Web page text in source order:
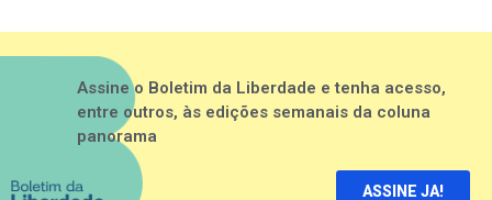
Assine o Boletim da Liberdade e tenha acesso,
entre outros, às edições semanais da coluna
panorama
ASSINE JA!